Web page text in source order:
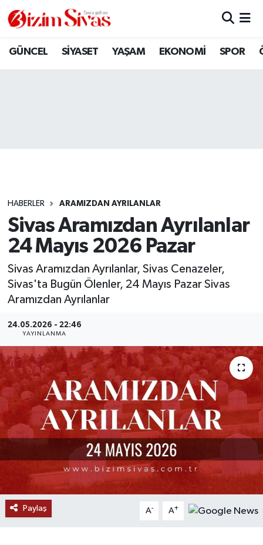
GÜNCEL SİYASET YAŞAM EKONOMİ SPOR
HABERLER ARAMIZDAN AYRILANLAR
Sivas Aramızdan Ayrılanlar
24 Mayıs 2026 Pazar
Sivas Aramızdan Ayrılanlar, Sivas Cenazeler,
Sivas'ta Bugün Ölenler, 24 Mayıs Pazar Sivas
Aramızdan Ayrılanlar
24.05.2026 - 22:46
YAYINLANMA
Paylaş A- A+
ARAMIZDAN AYRILANLAR
GÜNCEL
KÜLTÜR
MAGAZİN
RESMİ İLANLAR
SAĞLIK
SİYASET
SOSYAL YARDIMLAR
SPONSORLU YAZI
SPOR
Sivas Nöbetçi Eczaneler
Son Dakika Haberleri
Haber Arşivi